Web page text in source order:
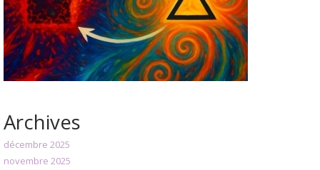
Archives
décembre 2025
novembre 2025